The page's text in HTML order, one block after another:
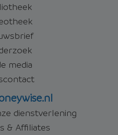
media
dienstverlening
& Affiliates